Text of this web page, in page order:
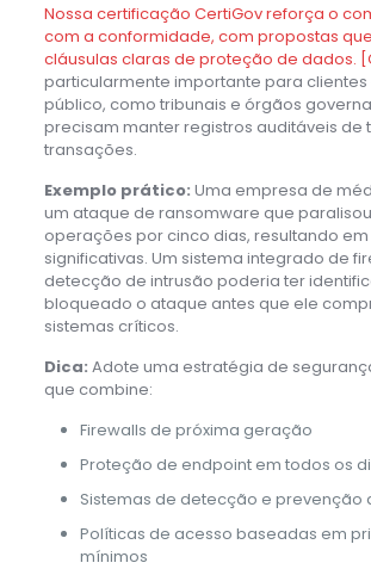
Nossa certificação CertiGov reforça o
com a conformidade, com propostas
cláusulas claras de proteção de dados.
particularmente importante para
público, como tribunais e órgãos
precisam manter registros auditáveis de
transações.
Exemplo prático: Uma empresa de
um ataque de ransomware que
operações por cinco dias, resultando
significativas. Um sistema integrado de
detecção de intrusão poderia ter
bloqueado o ataque antes que ele
sistemas críticos.
Dica: Adote uma estratégia de
que combine:
Firewalls de próxima geração
Proteção de endpoint em todos os
Sistemas de detecção e prevenção
Políticas de acesso baseadas em
mínimos